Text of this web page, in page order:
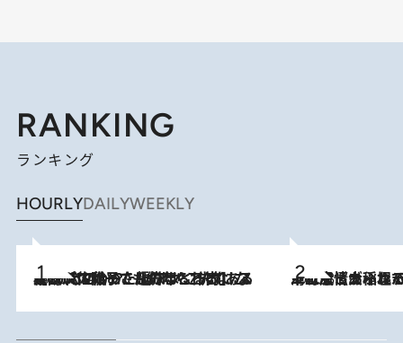
RANKING
ランキング
HOURLYDAILYWEEKLY
2026.8.5
【阿川佐和子さんの年とる力】なぜ70代で始めた趣味は“こんなに楽しい”のか？ ピアノ、俳句…スランプに陥っても続けられる“ある秘訣”とは 2026.8.5
下町風情あふれる台北屈指の人気エリア・大稲埕でセンスのいい台湾土産《ヴ